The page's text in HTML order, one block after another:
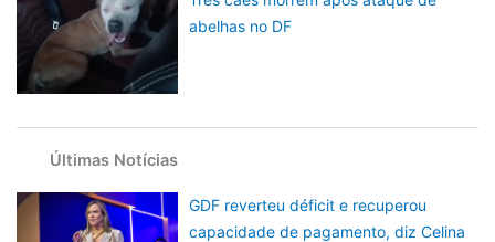
abelhas no DF
Últimas Notícias
GDF reverteu déficit e recuperou
capacidade de pagamento, diz Celina